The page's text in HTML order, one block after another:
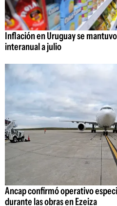
Inflación en Uruguay se
interanual a julio
Ancap confirmó operativo
durante las obras en Ezeiza